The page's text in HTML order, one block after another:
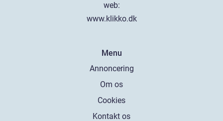
web:
www.klikko.dk
Menu
Annoncering
Om os
Cookies
Kontakt os